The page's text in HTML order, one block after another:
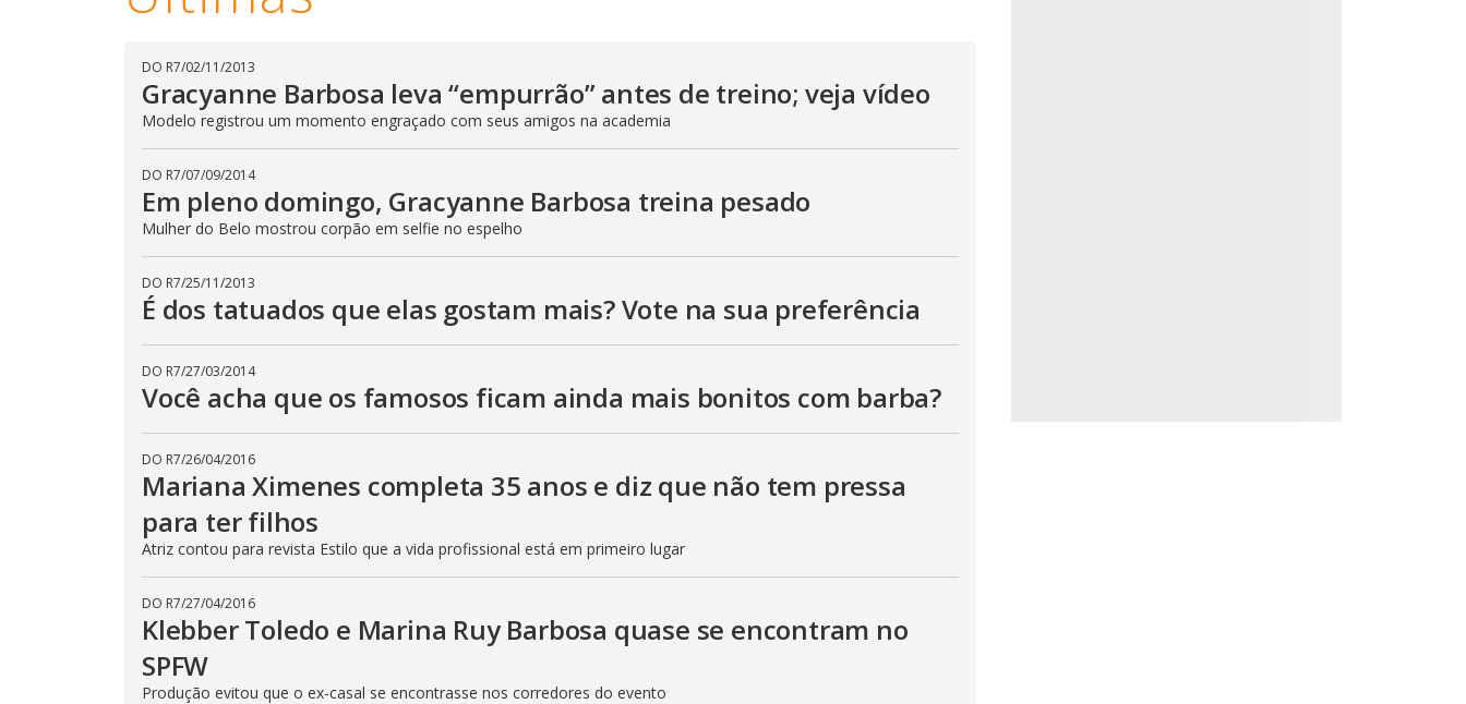
V
i
d
e
o
DO R7/02/11/2013
Gracyanne Barbosa leva “empurrão” antes de treino; veja vídeo
Modelo registrou um momento engraçado com seus amigos na academia
DO R7/07/09/2014
Em pleno domingo, Gracyanne Barbosa treina pesado
Mulher do Belo mostrou corpão em selfie no espelho
DO R7/25/11/2013
É dos tatuados que elas gostam mais? Vote na sua preferência
DO R7/27/03/2014
Você acha que os famosos ficam ainda mais bonitos com barba?
DO R7/26/04/2016
Mariana Ximenes completa 35 anos e diz que não tem pressa
para ter filhos
Atriz contou para revista Estilo que a vida profissional está em primeiro lugar
DO R7/27/04/2016
Klebber Toledo e Marina Ruy Barbosa quase se encontram no
SPFW
Produção evitou que o ex-casal se encontrasse nos corredores do evento